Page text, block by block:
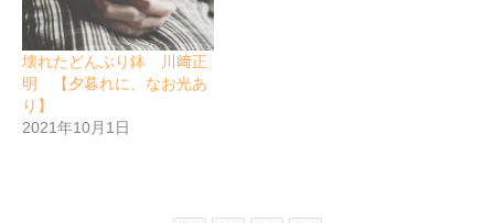
壊れたどんぶり鉢 川﨑正
明 【夕暮れに、なお光あ
り】
2021年10月1日